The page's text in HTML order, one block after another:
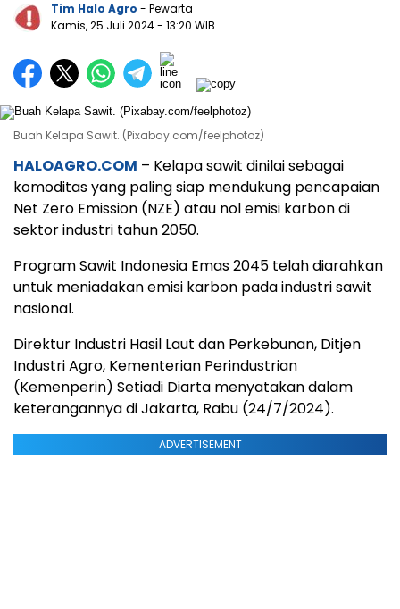
Tim Halo Agro - Pewarta
Kamis, 25 Juli 2024- 13:20 WIB
Buah Kelapa Sawit. (Pixabay.com/feelphotoz)
HALOAGRO.COM – Kelapa sawit dinilai sebagai
komoditas yang paling siap mendukung pencapaian
Net Zero Emission (NZE) atau nol emisi karbon di
sektor industri tahun 2050.
Program Sawit Indonesia Emas 2045 telah diarahkan
untuk meniadakan emisi karbon pada industri sawit
nasional.
Direktur Industri Hasil Laut dan Perkebunan, Ditjen
Industri Agro, Kementerian Perindustrian
(Kemenperin) Setiadi Diarta menyatakan dalam
keterangannya di Jakarta, Rabu (24/7/2024).
ADVERTISEMENT